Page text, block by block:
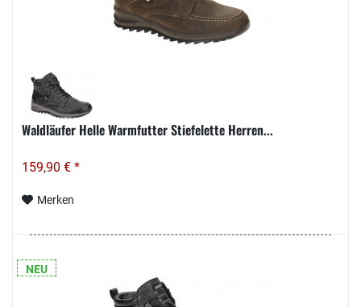
Waldläufer Helle Warmfutter Stiefelette Herren...
159,90 € *
Merken
NEU